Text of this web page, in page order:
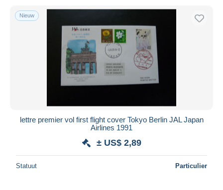
Nieuw
lettre premier vol first flight cover Tokyo Berlin JAL Japan
Airlines 1991
± US$ 2,89
Statuut Particulier